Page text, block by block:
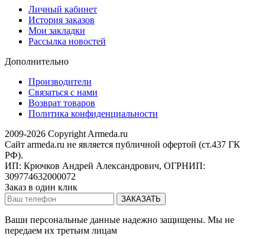
Личный кабинет
История заказов
Мои закладки
Рассылка новостей
Дополнительно
Производители
Связаться с нами
Возврат товаров
Политика конфиденциальности
2009-2026 Copyright Armeda.ru
Сайт armeda.ru не является публичной офертой (ст.437 ГК
РФ).
ИП: Крючков Андрей Александрович, ОГРНИП:
309774632000072
Заказ в один клик
Ваши персональные данные надежно защищены. Мы не
передаем их третьим лицам